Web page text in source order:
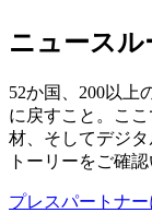
ニュースル
52か国、200以
に戻すこと。こ
材、そしてデジ
トーリーをご確
プレスパートナー